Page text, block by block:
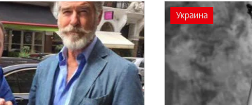
Украина